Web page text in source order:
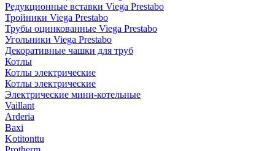
Редукционные вставки Viega Prestabo
Тройники Viega Prestabo
Трубы оцинкованные Viega Prestabo
Угольники Viega Prestabo
Декоративные чашки для труб
Котлы
Котлы электрические
Котлы электрические
Электрические мини-котельные
Vaillant
Arderia
Baxi
Kotitonttu